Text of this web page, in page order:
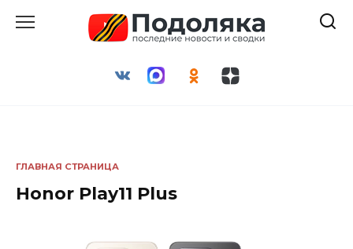
ГЛАВНАЯ СТРАНИЦА
Honor Play11 Plus